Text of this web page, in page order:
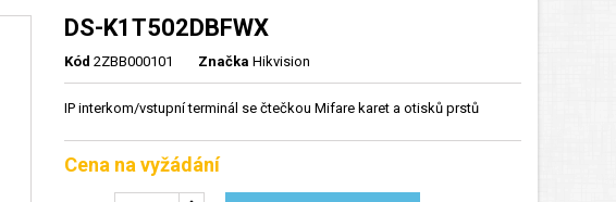
DS-K1T502DBFWX
Kód 2ZBB000101 Značka Hikvision
IP interkom/vstupní terminál se čtečkou Mifare karet a otisků prstů
Cena na vyžádání